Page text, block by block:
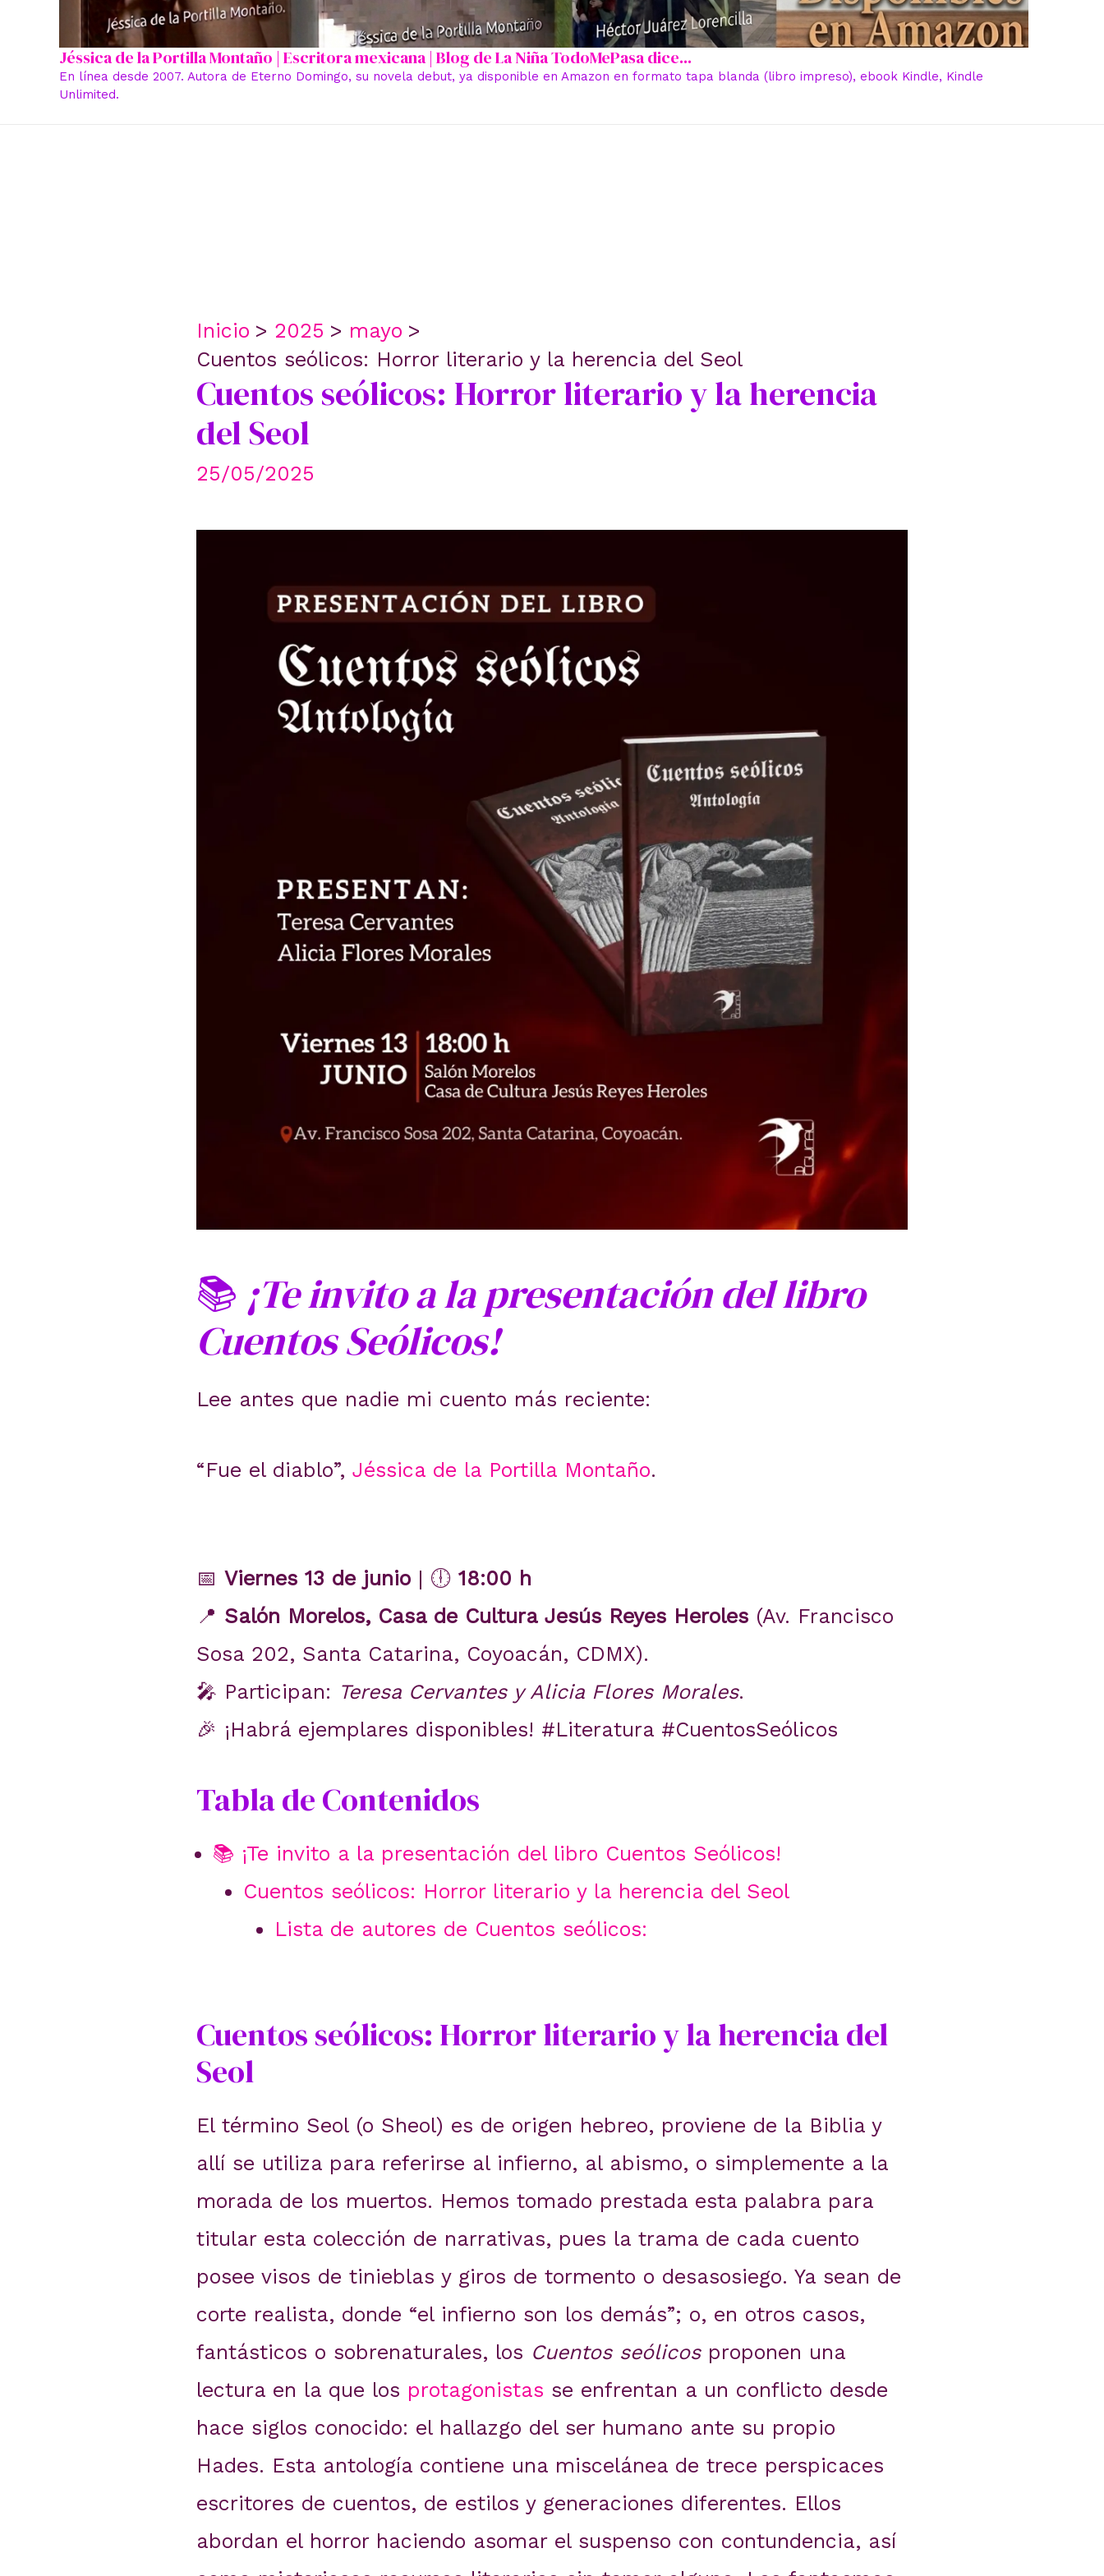
Jéssica de la Portilla Montaño | Escritora mexicana | Blog de La Niña TodoMePasa dice...
En línea desde 2007. Autora de Eterno Domingo, su novela debut, ya disponible en Amazon en formato tapa blanda (libro impreso), ebook Kindle, Kindle
Unlimited.
Inicio 2025
mayo
Cuentos seólicos: Horror literario y la herencia del Seol
Cuentos seólicos: Horror literario y la herencia
del Seol
25/05/2025
📚 ¡Te invito a la presentación del libro
Cuentos Seólicos!
Lee antes que nadie mi cuento más reciente:
“Fue el diablo”, Jéssica de la Portilla Montaño.
📅 Viernes 13 de junio| 🕕 18:00 h
📍 Salón Morelos, Casa de Cultura Jesús Reyes Heroles(Av. Francisco
Sosa 202, Santa Catarina, Coyoacán, CDMX).
🎤 Participan: Teresa Cervantes y Alicia Flores Morales.
🎉 ¡Habrá ejemplares disponibles! #Literatura #CuentosSeólicos
Tabla de Contenidos
📚 ¡Te invito a la presentación del libro Cuentos Seólicos!
Cuentos seólicos: Horror literario y la herencia del Seol
Lista de autores de Cuentos seólicos:
Cuentos seólicos: Horror literario y la herencia del
Seol
El término Seol (o Sheol) es de origen hebreo, proviene de la Biblia y
allí se utiliza para referirse al infierno, al abismo, o simplemente a la
morada de los muertos. Hemos tomado prestada esta palabra para
titular esta colección de narrativas, pues la trama de cada cuento
posee visos de tinieblas y giros de tormento o desasosiego. Ya sean de
corte realista, donde “el infierno son los demás”; o, en otros casos,
fantásticos o sobrenaturales, los Cuentos seólicosproponen una
lectura en la que los protagonistas se enfrentan a un conflicto desde
hace siglos conocido: el hallazgo del ser humano ante su propio
Hades. Esta antología contiene una miscelánea de trece perspicaces
escritores de cuentos, de estilos y generaciones diferentes. Ellos
abordan el horror haciendo asomar el suspenso con contundencia, así